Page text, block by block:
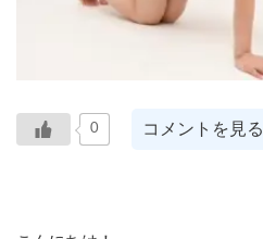
0 コメントを見る